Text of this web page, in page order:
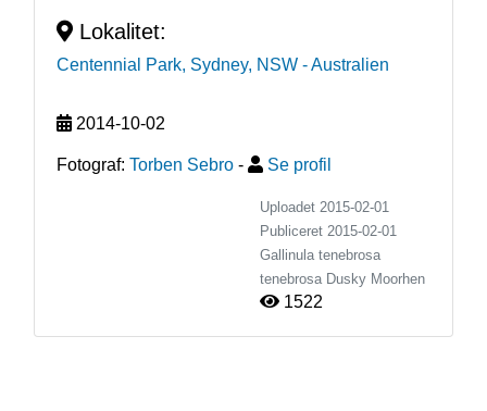
Lokalitet:
Centennial Park, Sydney, NSW - Australien
2014-10-02
Fotograf: Torben Sebro - Se profil
Uploadet 2015-02-01
Publiceret 2015-02-01
Gallinula tenebrosa
tenebrosa Dusky Moorhen
1522